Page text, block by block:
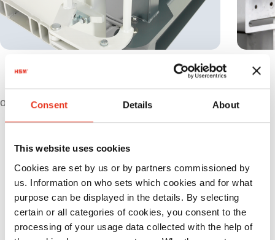
Consent Details About
This website uses cookies
Cookies are set by us or by partners commissioned by
us. Information on who sets which cookies and for what
purpose can be displayed in the details. By selecting
certain or all categories of cookies, you consent to the
processing of your usage data collected with the help of
Усиленная конструкция пресс-камеры и
гидравлический замок - Удобное
открытие/закрытие, при использовании не
нужно затрачивать физическую силу
Спецификации